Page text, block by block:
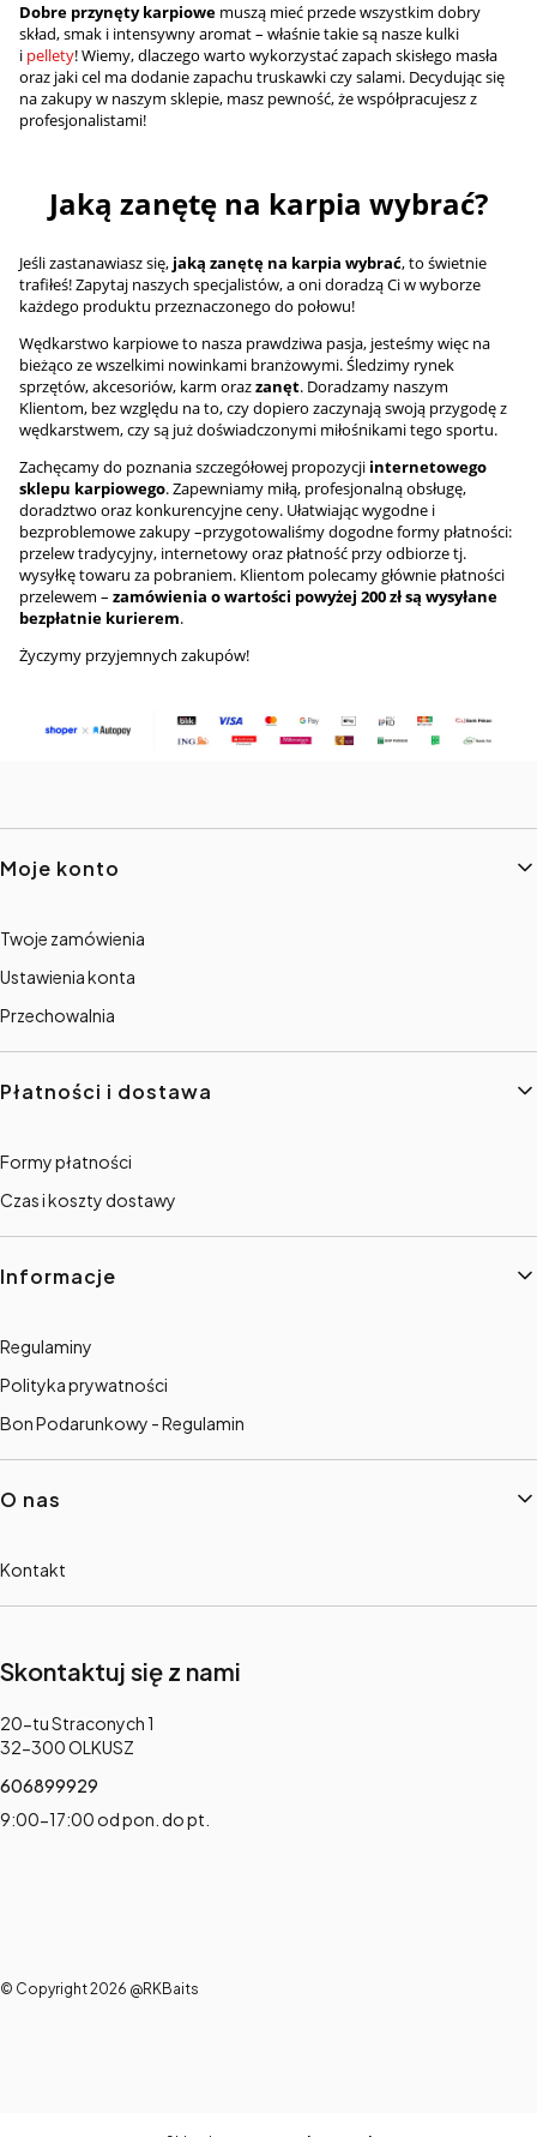
Dobre przynęty karpiowe muszą mieć przede wszystkim dobry
skład, smak i intensywny aromat – właśnie takie są nasze kulki
i pellety! Wiemy, dlaczego warto wykorzystać zapach skisłego masła
oraz jaki cel ma dodanie zapachu truskawki czy salami. Decydując się
na zakupy w naszym sklepie, masz pewność, że współpracujesz z
profesjonalistami!
Jaką zanętę na karpia wybrać?
Jeśli zastanawiasz się, jaką zanętę na karpia wybrać, to świetnie
trafiłeś! Zapytaj naszych specjalistów, a oni doradzą Ci w wyborze
każdego produktu przeznaczonego do połowu!
Wędkarstwo karpiowe to nasza prawdziwa pasja, jesteśmy więc na
bieżąco ze wszelkimi nowinkami branżowymi. Śledzimy rynek
sprzętów, akcesoriów, karm orazzanęt. Doradzamy naszym
Klientom, bez względu na to, czy dopiero zaczynają swoją przygodę z
wędkarstwem, czy są już doświadczonymi miłośnikami tego sportu.
Zachęcamy do poznania szczegółowej propozycji internetowego
sklepu karpiowego. Zapewniamy miłą, profesjonalną obsługę,
doradztwo oraz konkurencyjne ceny. Ułatwiając wygodne i
bezproblemowe zakupy –przygotowaliśmy dogodne formy płatności:
przelew tradycyjny, internetowy oraz płatność przy odbiorze tj.
wysyłkę towaru za pobraniem. Klientom polecamy głównie płatności
przelewem – zamówienia o wartości powyżej 200 zł są wysyłane
bezpłatnie kurierem.
Życzymy przyjemnych zakupów!
Linki w stopce
Moje konto
Twoje zamówienia
Ustawienia konta
Przechowalnia
Płatności i dostawa
Formy płatności
Czas i koszty dostawy
Informacje
Regulaminy
Polityka prywatności
Bon Podarunkowy - Regulamin
O nas
Kontakt
Skontaktuj się z nami
Adres:
20-tu Straconych 1
32-300 OLKUSZ
606899929
9:00-17:00 od pon. do pt.
© Copyright 2026 @RKBaits